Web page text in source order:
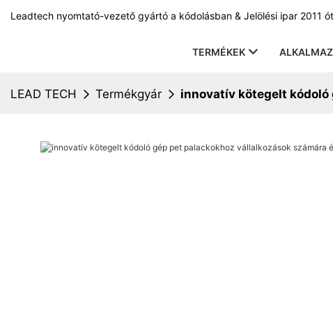
Leadtech nyomtató-vezető gyártó a kódolásban & Jelölési ipar 2011
TERMÉKEK
LEAD TECH Termékgyár innovatív kötegelt